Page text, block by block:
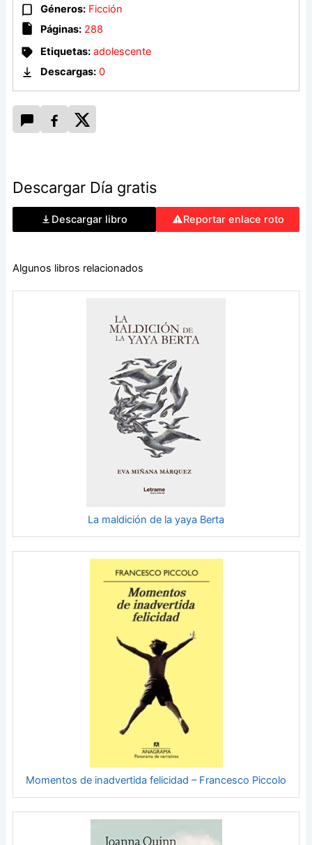
ocultándose tras un glamuroso avatar en las redes, Nathan,
el hijo de diez años, da pasos inseguros hacia la
adolescencia y su hermana Violet, de cinco, hace lo posible
por aliviar el desencanto familiar.
la pérdida, las dificultades y las limitaciones de la vida
familiar: una «narración desgarradoramente convincente
Géneros: Ficción
Páginas: 288
Etiquetas: adolescente
Descargas: 0
Descargar Día gratis
Descargar libro Reportar enlace roto
Algunos libros relacionados
La maldición de la yaya Berta
Momentos de inadvertida felicidad – Francesco Piccolo